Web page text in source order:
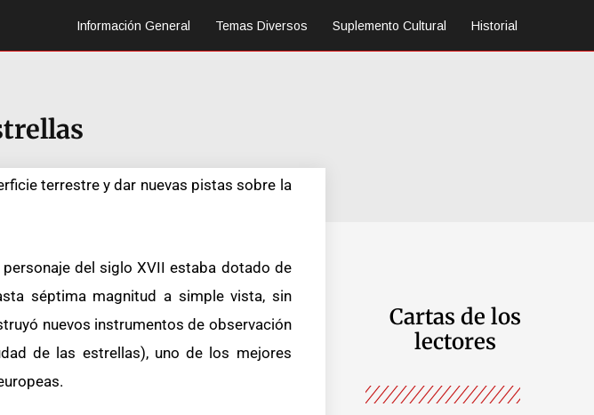
Información General Temas Diversos Suplemento Cultural Historial
terrestre y dar nuevas pistas sobre la
del siglo XVII estaba dotado de
séptima magnitud a simple vista, sin
nuevos instrumentos de observación
de las estrellas), uno de los mejores
Cartas de los
lectores